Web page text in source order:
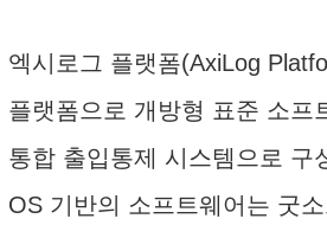
엑시로그 플랫폼(AxiLog
플랫폼으로 개방형 표준 소프
통합 출입통제 시스템으로 구
OS 기반의 소프트웨어는 굿